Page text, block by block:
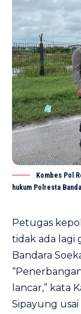
Kombes Pol
hukum Polresta
Petugas
tidak ada lagi
Bandara
lancar,” kata
Sipayung